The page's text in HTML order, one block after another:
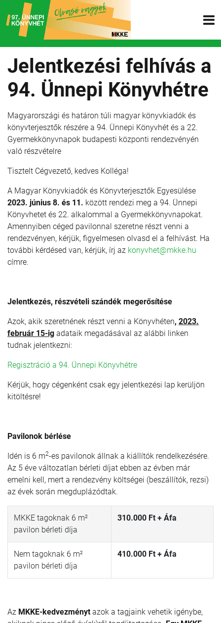
Jelentkezési felhívás a
94. Ünnepi Könyvhétre
Magyarországi és határon túli magyar könyvkiadók és
könyvterjesztők részére a 94. Ünnepi Könyvhét és a 22.
Gyermekkönyvnapok budapesti központi rendezvényén
való részvételre
Tisztelt Cégvezető, kedves Kolléga!
A Magyar Könyvkiadók és Könyvterjesztők Egyesülése
2023. június 8. és 11. között rendezi meg a 94. Ünnepi
Könyvhetet és 22. alkalommal a Gyermekkönyvnapokat.
Amennyiben céged pavilonnal szeretne részt venni a
rendezvényen, kérjük, figyelmesen olvasd el a felhívást. Ha
további kérdésed van, kérjük, írj az konyvhet@mkke.hu
címre.
Jelentkezés, részvételi szándék megerősítése
Azok, akik szeretnének részt venni a Könyvhéten, 2023.
február 15-ig adataik megadásával az alábbi linken
tudnak jelentkezni:
Regisztráció a 94. Ünnepi Könyvhétre
Kérjük, hogy cégenként csak egy jelentkezési lap kerüljön
kitöltésre!
Pavilonok bérlése
Idén is 6 m2-es pavilonok állnak a kiállítók rendelkezésére.
Az 5 éve változatlan bérleti díjat ebben az évben már
emelni kell, mert a rendezvény költségei (beszállítók, rezsi)
az évek során megduplázódtak.
MKKE tagoknak 6 m²
pavilon bérleti díja
310.000 Ft + Áfa
Nem tagoknak 6 m²
pavilon bérleti díja
410.000 Ft + Áfa
Az MKKE-kedvezményt azok a tagjaink vehetik igénybe,